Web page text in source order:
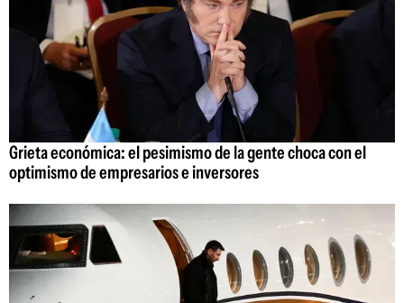
Grieta económica: el pesimismo de la gente choca con el
optimismo de empresarios e inversores